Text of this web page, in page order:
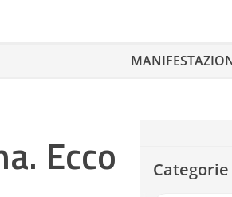
Ecco
Categorie